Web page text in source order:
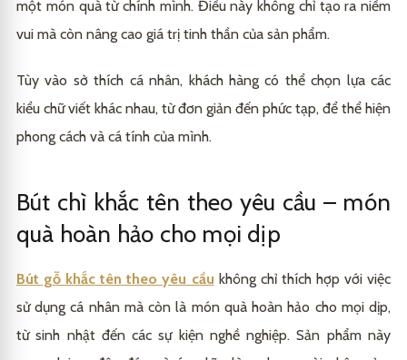
một món quà từ chính mình. Điều này không chỉ tạo ra niềm
vui mà còn nâng cao giá trị tinh thần của sản phẩm.
Tùy vào sở thích cá nhân, khách hàng có thể chọn lựa các
kiểu chữ viết khác nhau, từ đơn giản đến phức tạp, để thể hiện
phong cách và cá tính của mình.
Bút chì khắc tên theo yêu cầu – món
quà hoàn hảo cho mọi dịp
Bút gỗ khắc tên theo yêu cầu không chỉ thích hợp với việc
sử dụng cá nhân mà còn là món quà hoàn hảo cho mọi dịp,
từ sinh nhật đến các sự kiện nghề nghiệp. Sản phẩm này